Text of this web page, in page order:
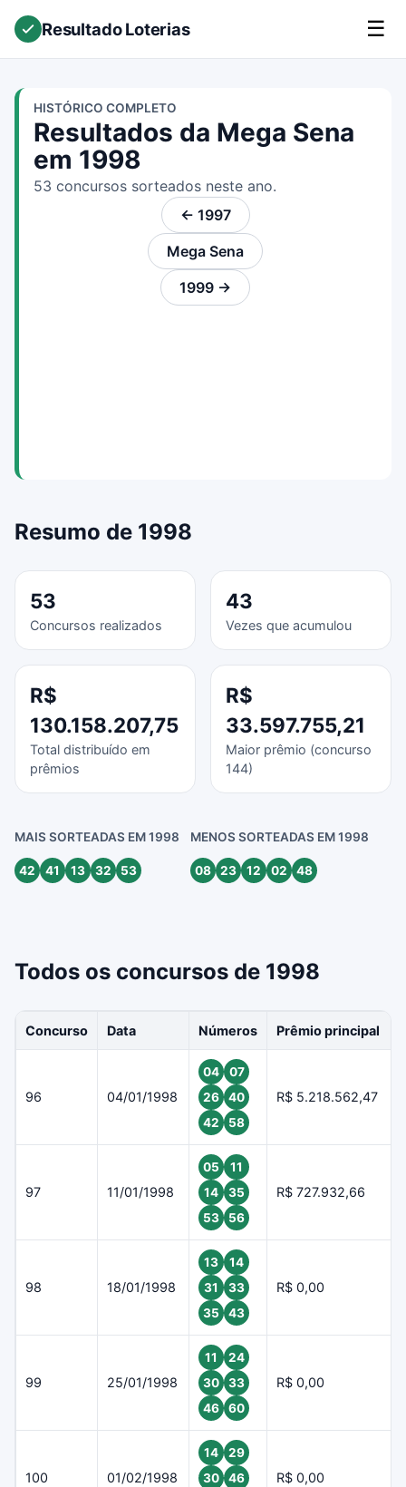
Resultado Loterias ☰
HISTÓRICO COMPLETO
Resultados da Mega Sena
em 1998
53 concursos sorteados neste ano.
← 1997
Mega Sena
1999 →
Resumo de 1998
53
Concursos realizados
43
Vezes que acumulou
R$
130.158.207,75
Total distribuído em
prêmios
R$
33.597.755,21
Maior prêmio (concurso
144)
MAIS SORTEADAS EM 1998
42 41 13 32 53
MENOS SORTEADAS EM 1998
08 23 12 02 48
Todos os concursos de 1998
Concurso Data Números Prêmio principal
96 04/01/1998
04
07
26
40
42
58
R$ 5.218.562,47
97 11/01/1998
05
11
14
35
53
56
R$ 727.932,66
98 18/01/1998
13
14
31
33
35
43
R$ 0,00
99 25/01/1998
11
24
30
33
46
60
R$ 0,00
100 01/02/1998
14
29
30
46
R$ 0,00